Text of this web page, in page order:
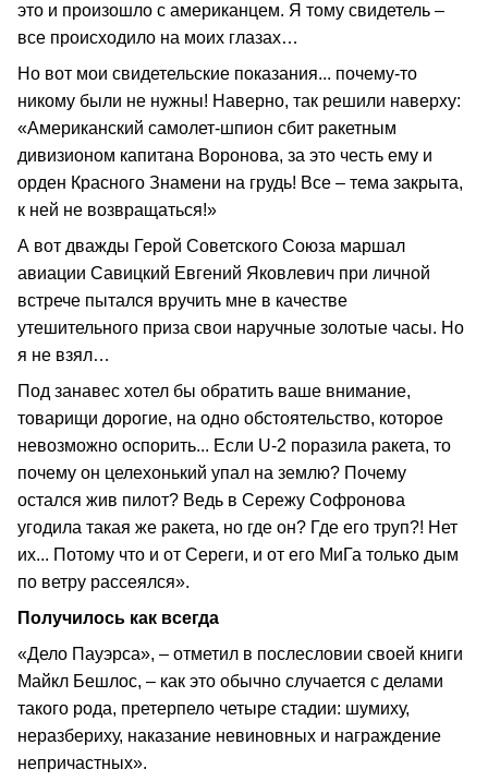
это и произошло с американцем. Я тому свидетель –
все происходило на моих глазах…
Но вот мои свидетельские показания... почему-то
никому были не нужны! Наверно, так решили наверху:
«Американский самолет-шпион сбит ракетным
дивизионом капитана Воронова, за это честь ему и
орден Красного Знамени на грудь! Все – тема закрыта,
к ней не возвращаться!»
А вот дважды Герой Советского Союза маршал
авиации Савицкий Евгений Яковлевич при личной
встрече пытался вручить мне в качестве
утешительного приза свои наручные золотые часы. Но
я не взял…
Под занавес хотел бы обратить ваше внимание,
товарищи дорогие, на одно обстоятельство, которое
невозможно оспорить... Если U-2 поразила ракета, то
почему он целехонький упал на землю? Почему
остался жив пилот? Ведь в Сережу Софронова
угодила такая же ракета, но где он? Где его труп?! Нет
их... Потому что и от Сереги, и от его МиГа только дым
по ветру рассеялся».
Получилось как всегда
«Дело Пауэрса», – отметил в послесловии своей книги
Майкл Бешлос, – как это обычно случается с делами
такого рода, претерпело четыре стадии: шумиху,
неразбериху, наказание невиновных и награждение
непричастных».